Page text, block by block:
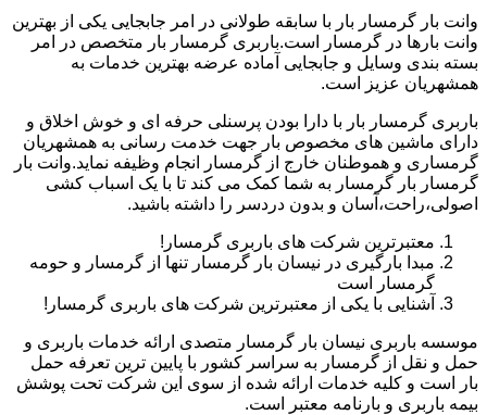
وانت بار گرمسار بار با سابقه طولانی در امر جابجایی یکی از بهترین
وانت بارها در گرمسار است.باربری گرمسار بار متخصص در امر
بسته بندی وسایل و جابجایی آماده عرضه بهترین خدمات به
همشهریان عزیز است.
باربری گرمسار بار با دارا بودن پرسنلی حرفه ای و خوش اخلاق و
دارای ماشین های مخصوص بار جهت خدمت رسانی به همشهریان
گرمساری و هموطنان خارج از گرمسار انجام وظیفه نماید.وانت بار
گرمسار بار گرمسار به شما کمک می کند تا با یک اسباب کشی
اصولی،راحت،آسان و بدون دردسر را داشته باشید.
معتبرترین شرکت های باربری گرمسار!
مبدا بارگیری در نیسان بار گرمسار تنها از گرمسار و حومه
گرمسار است
آشنایی با یکی از معتبرترین شرکت های باربری گرمسار!
موسسه باربری نیسان بار گرمسار متصدی ارائه خدمات باربری و
حمل و نقل از گرمسار به سراسر کشور با پایین ترین تعرفه حمل
بار است و کلیه خدمات ارائه شده از سوی این شرکت تحت پوشش
بیمه باربری و بارنامه معتبر است.